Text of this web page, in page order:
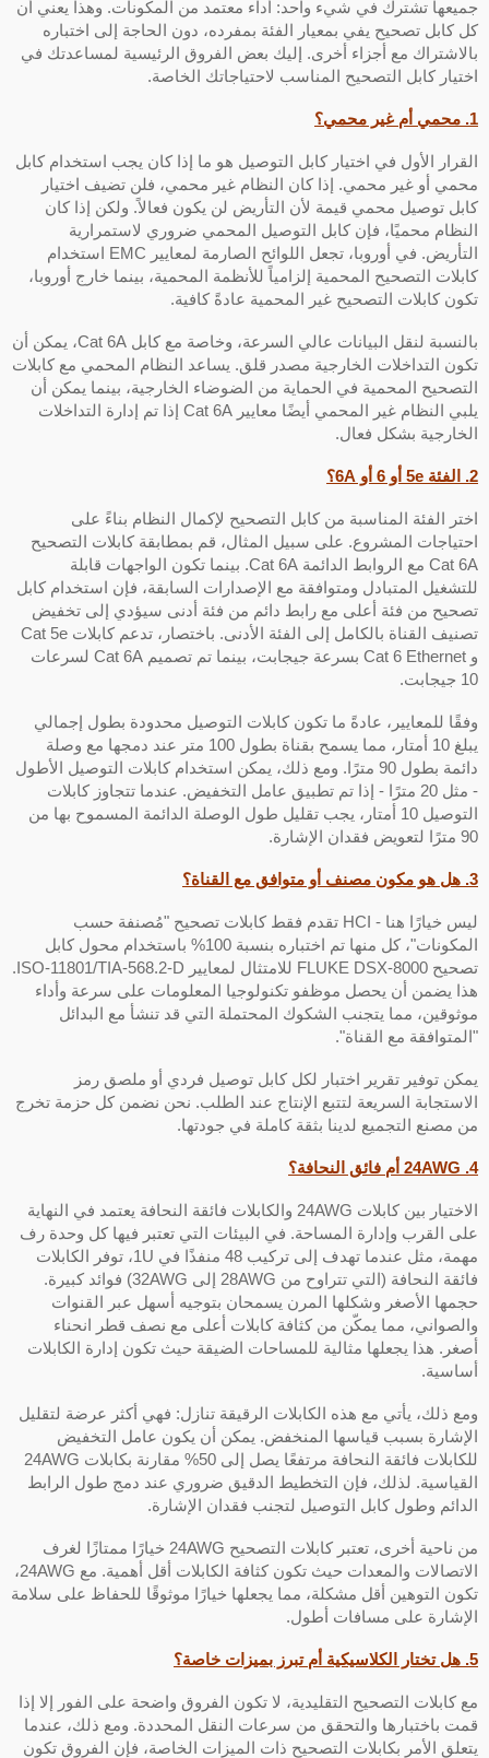
تشترك في شيء واحد: أداء معتمد من المكونات. وهذا يعني أن
كابل تصحيح يفي بمعيار الفئة بمفرده، دون الحاجة إلى اختباره
مع أجزاء أخرى. إليك بعض الفروق الرئيسية لمساعدتك في
كابل التصحيح المناسب لاحتياجاتك الخاصة.
الأول في اختيار كابل التوصيل هو ما إذا كان يجب استخدام كابل
أو غير محمي. إذا كان النظام غير محمي، فلن تضيف اختيار
توصيل محمي قيمة لأن التأريض لن يكون فعالاً. ولكن إذا كان
محميًا، فإن كابل التوصيل المحمي ضروري لاستمرارية
التأريض. في أوروبا، تجعل اللوائح الصارمة لمعايير EMC استخدام
التصحيح المحمية إلزامياً للأنظمة المحمية، بينما خارج أوروبا،
كابلات التصحيح غير المحمية عادةً كافية.
بالنسبة لنقل البيانات عالي السرعة، وخاصة مع كابل Cat 6A، يمكن أن
التداخلات الخارجية مصدر قلق. يساعد النظام المحمي مع كابلات
المحمية في الحماية من الضوضاء الخارجية، بينما يمكن أن
يلبي النظام غير المحمي أيضًا معايير Cat 6A إذا تم إدارة التداخلات
بشكل فعال.
الفئة المناسبة من كابل التصحيح لإكمال النظام بناءً على
المشروع. على سبيل المثال، قم بمطابقة كابلات التصحيح
Cat 6A مع الروابط الدائمة Cat 6A. بينما تكون الواجهات قابلة
المتبادل ومتوافقة مع الإصدارات السابقة، فإن استخدام كابل
من فئة أعلى مع رابط دائم من فئة أدنى سيؤدي إلى تخفيض
تصنيف القناة بالكامل إلى الفئة الأدنى. باختصار، تدعم كابلات Cat 5e
و Cat 6 Ethernet بسرعة جيجابت، بينما تم تصميم Cat 6A لسرعات
للمعايير، عادةً ما تكون كابلات التوصيل محدودة بطول إجمالي
يبلغ 10 أمتار، مما يسمح بقناة بطول 100 متر عند دمجها مع وصلة
دائمة بطول 90 مترًا. ومع ذلك، يمكن استخدام كابلات التوصيل الأطول
- مثل 20 مترًا - إذا تم تطبيق عامل التخفيض. عندما تتجاوز كابلات
التوصيل 10 أمتار، يجب تقليل طول الوصلة الدائمة المسموح بها من
فقدان الإشارة.
ليس خيارًا هنا - HCI تقدم فقط كابلات تصحيح "مُصنفة حسب
المكونات"، كل منها تم اختباره بنسبة 100% باستخدام محول كابل
تصحيح FLUKE DSX-8000 للامتثال لمعايير ISO-11801/TIA-568.2-D.
يضمن أن يحصل موظفو تكنولوجيا المعلومات على سرعة وأداء
مما يتجنب الشكوك المحتملة التي قد تنشأ مع البدائل
مع القناة".
توفير تقرير اختبار لكل كابل توصيل فردي أو ملصق رمز
السريعة لتتبع الإنتاج عند الطلب. نحن نضمن كل حزمة تخرج
مصنع التجميع لدينا بثقة كاملة في جودتها.
الاختيار بين كابلات 24AWG والكابلات فائقة النحافة يعتمد في النهاية
القرب وإدارة المساحة. في البيئات التي تعتبر فيها كل وحدة رف
مهمة، مثل عندما تهدف إلى تركيب 48 منفذًا في 1U، توفر الكابلات
فائقة النحافة (التي تتراوح من 28AWG إلى 32AWG) فوائد كبيرة.
الأصغر وشكلها المرن يسمحان بتوجيه أسهل عبر القنوات
مما يمكّن من كثافة كابلات أعلى مع نصف قطر انحناء
هذا يجعلها مثالية للمساحات الضيقة حيث تكون إدارة الكابلات
ذلك، يأتي مع هذه الكابلات الرقيقة تنازل: فهي أكثر عرضة لتقليل
بسبب قياسها المنخفض. يمكن أن يكون عامل التخفيض
للكابلات فائقة النحافة مرتفعًا يصل إلى 50% مقارنة بكابلات 24AWG
لذلك، فإن التخطيط الدقيق ضروري عند دمج طول الرابط
وطول كابل التوصيل لتجنب فقدان الإشارة.
من ناحية أخرى، تعتبر كابلات التصحيح 24AWG خيارًا ممتازًا لغرف
الاتصالات والمعدات حيث تكون كثافة الكابلات أقل أهمية. مع 24AWG،
التوهين أقل مشكلة، مما يجعلها خيارًا موثوقًا للحفاظ على سلامة
على مسافات أطول.
كابلات التصحيح التقليدية، لا تكون الفروق واضحة على الفور إلا إذا
باختبارها والتحقق من سرعات النقل المحددة. ومع ذلك، عندما
الأمر بكابلات التصحيح ذات الميزات الخاصة، فإن الفروق تكون